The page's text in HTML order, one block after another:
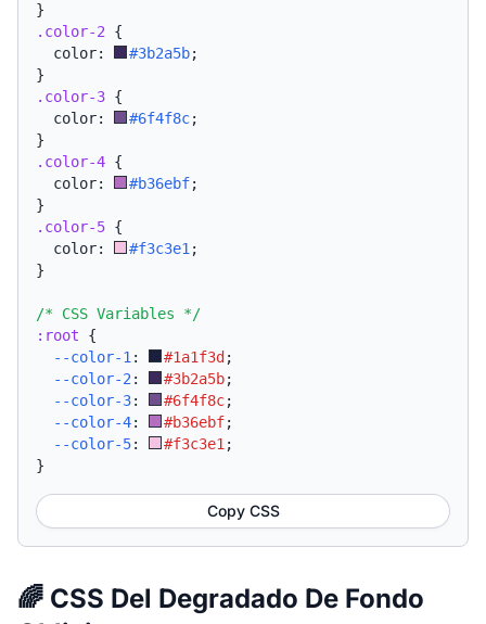
}
.color-2 {
  color:
#3b2a5b;
}
.color-3 {
  color:
#6f4f8c;
}
.color-4 {
  color:
#b36ebf;
}
.color-5 {
  color:
#f3c3e1 ;
}
/* CSS Variables */
:root {
--color-1 : #1a1f3d ;
--color-2 : #3b2a5b;
--color-3: #6f4f8c;
--color-4: #b36ebf;
--color-5: #f3c3e1 ;
}
Copy CSS
🌈 CSS Del Degradado De Fondo